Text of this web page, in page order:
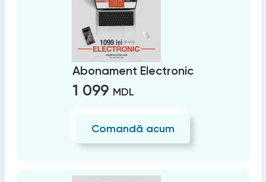
Abonament Electronic
1 099 MDL
Comandă acum